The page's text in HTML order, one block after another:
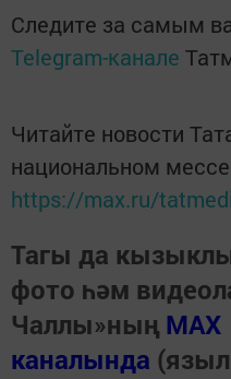
Следите за самым
Telegram-канале
Читайте новости
национальном
https://max.ru/
Тагы да
фото һәм
Чаллы»ның MAX
каналында